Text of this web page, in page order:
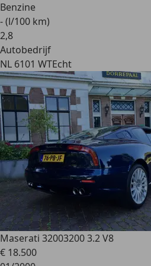
Benzine
- (l/100 km)
2,8
Autobedrijf
NL 6101 WTEcht
Maserati 32003200 3.2 V8
€ 18.500